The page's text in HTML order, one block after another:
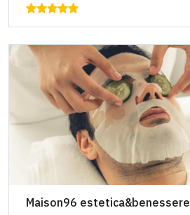
Maison96 estetica&benessere